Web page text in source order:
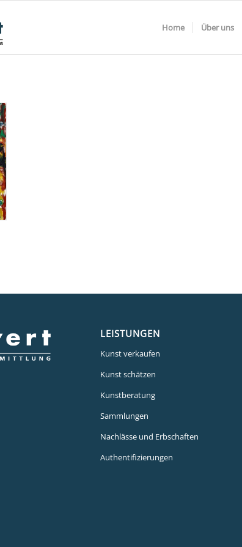
Home Über uns
LEISTUNGEN
Kunst verkaufen
Kunst schätzen
Kunstberatung
Sammlungen
Nachlässe und Erbschaften
Authentifizierungen